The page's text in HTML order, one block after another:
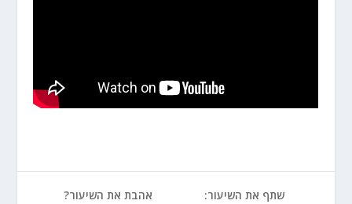
שתף את השיעור: אהבת את השיעור?